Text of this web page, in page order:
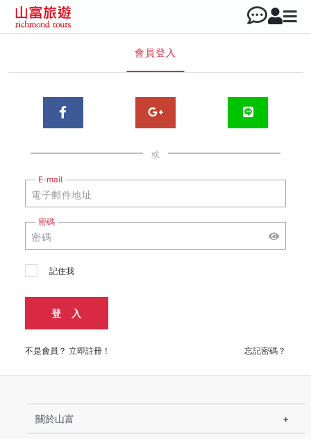
會員登入
或
E-mail
密碼
記住我
登 入
不是會員？ 立即註冊！ 忘記密碼？
關於山富